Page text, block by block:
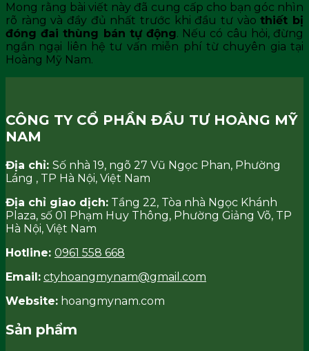
Mong rằng bài viết này đã cung cấp cho bạn góc nhìn
rõ ràng và đầy đủ nhất trước khi đầu tư vàothiết bị
đóng đai thùng bán tự động. Nếu có câu hỏi, đừng
ngần ngại liên hệ tư vấn miễn phí từ chuyên gia tại
Hoàng Mỹ Nam.
CÔNG TY CỔ PHẦN ĐẦU TƯ HOÀNG MỸ
NAM
Địa chỉ: Số nhà 19, ngõ 27 Vũ Ngọc Phan, Phường
Láng , TP Hà Nội, Việt Nam
Địa chỉ giao dịch: Tầng 22, Tòa nhà Ngọc Khánh
Plaza, số 01 Phạm Huy Thông, Phường Giảng Võ, TP
Hà Nội, Việt Nam
Hotline: 0961 558 668
Email: ctyhoangmynam@gmail.com
Website: hoangmynam.com
Sản phẩm